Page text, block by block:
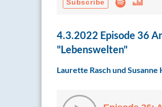
4.3.2022 Episode 36
"Lebenswelten"
Laurette Rasch und Susanne